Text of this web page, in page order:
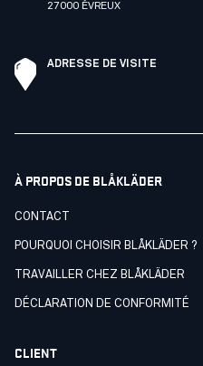
27000 ÉVREUX
ADRESSE DE VISITE
À PROPOS DE BLÅKLÄDER
CONTACT
POURQUOI CHOISIR BLÅKLÄDER ?
TRAVAILLER CHEZ BLÅKLÄDER
DÉCLARATION DE CONFORMITÉ
CLIENT